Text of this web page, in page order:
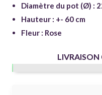
Diamètre du pot (Ø) :
Hauteur : +- 60 cm
Fleur : Rose
LIVRAISON